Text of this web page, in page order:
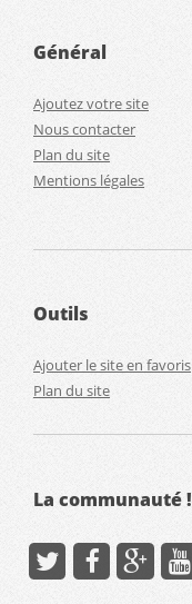
Général
Ajoutez votre site
Nous contacter
Plan du site
Mentions légales
Outils
Ajouter le site en favoris
Plan du site
La communauté !